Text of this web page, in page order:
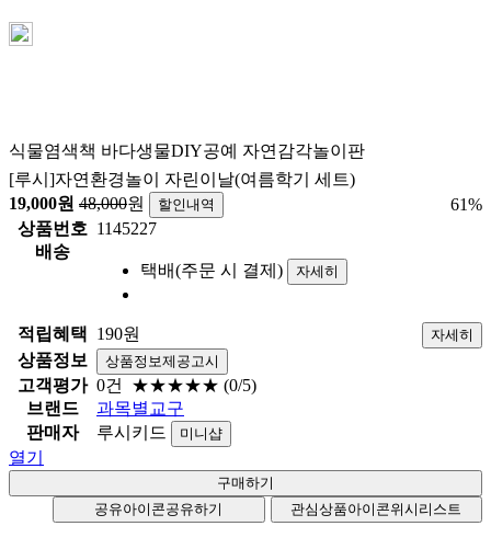
식물염색책 바다생물DIY공예 자연감각놀이판
[루시]자연환경놀이 자린이날(여름학기 세트)
19,000원 48,000원 할인내역 61%
상품번호 1145227
배송
택배(주문 시 결제)
자세히
적립혜택 190원 자세히
상품정보 상품정보제공고시
고객평가 0건 ★★★★★ (0/5)
브랜드
과목별교구
판매자
루시키드 미니샵
열기
공유아이콘공유하기 관심상품아이콘위시리스트